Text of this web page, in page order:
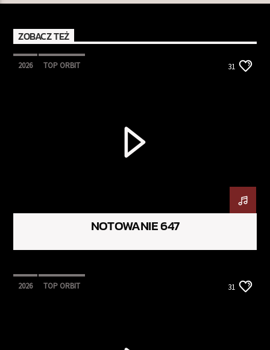
ZOBACZ TEŻ
2026 TOP ORBIT 31
NOTOWANIE 647
2026 TOP ORBIT 31